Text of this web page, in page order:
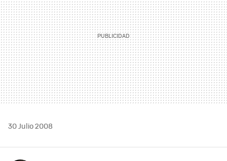
30 Julio 2008